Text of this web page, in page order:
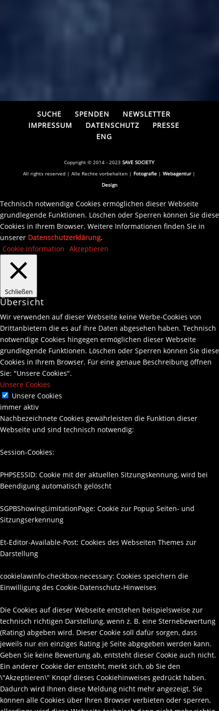
SUCHE SPENDEN
NEWSLETTER
IMPRESSUM
DATENSCHUTZ
PRESSE
ENG
Copyright © 2014 - 2023SAVE SOCIETY
All rights reserved | Alle Rechte vorbehalten | Fotografie |Webagentur|
Design
Technisch notwendige Cookies ermöglichen dieser Webseite
grundlegende Funktionen. Löschen oder Sperren können Sie diese
Cookies in Ihrem Browser. Weitere Informationen finden Sie in
unserer Datenschutzerklärung.
Cookie Information Akzeptieren
Schließen
Übersicht
Wir verwenden auf dieser Webseite keine Werbe-Cookies von
Drittanbietern die es auf Ihre Daten abgesehen haben. Technisch
notwendige Cookies hingegen ermöglichen dieser Webseite
grundlegende Funktionen. Löschen oder Sperren können Sie diese
Cookies in Ihrem Browser. Für eine genaue Beschreibung öffnen
Sie: "Unsere Cookies".
Unsere Cookies
Unsere Cookies
immer aktiv
Nachbezeichnete Cookies gewährleisten die Funktion dieser
Webseite und sind technisch notwendig:
Session-Cookies:
PHPSESSID: Cookie mit der aktuellen Sitzungskennung, wird bei
Beendigung automatisch gelöscht
SGPBShowingLimitationPage: Cookie zur Popup Seiten- und
Sitzungserkennung
Et-Editor-Available-Post: Cookies des Webseiten Themes zur
Darstellung
cookielawinfo-checkbox-necessary: Cookies speichern die
Einwilligung des Cookie-Datenschutz-Hinweises
Die Cookies auf dieser Webseite entstehen beispielsweise zur
technisch richtigen Darstellung, wenn z. B. eine Sternebewertung
(Rating) abgeben wird. Dieser Cookie soll dafür sorgen, dass
jeweils nur ein einziges Rating je Seite abgegeben werden kann.
Geben Sie keine Bewertung ab, entsteht dieser Cookie auch nicht.
Ein anderer Cookie der entsteht, merkt sich, ob Sie den
\"Akzeptieren\" Knopf dieses Cookiehinweises gedrückt haben.
Dadurch wird Ihnen diese Meldung nicht mehr angezeigt. Sie
können alle Cookies über Ihren Browser verbieten oder sperren,